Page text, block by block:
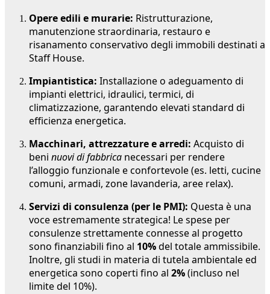
Opere edili e murarie: Ristrutturazione,
manutenzione straordinaria, restauro e
risanamento conservativo degli immobili destinati a
Staff House.
Impiantistica: Installazione o adeguamento di
impianti elettrici, idraulici, termici, di
climatizzazione, garantendo elevati standard di
efficienza energetica.
Macchinari, attrezzature e arredi: Acquisto di
beni nuovi di fabbrica necessari per rendere
l’alloggio funzionale e confortevole (es. letti, cucine
comuni, armadi, zone lavanderia, aree relax).
Servizi di consulenza (per le PMI): Questa è una
voce estremamente strategica! Le spese per
consulenze strettamente connesse al progetto
sono finanziabili fino al 10%del totale ammissibile.
Inoltre, gli studi in materia di tutela ambientale ed
energetica sono coperti fino al 2%(incluso nel
limite del 10%).